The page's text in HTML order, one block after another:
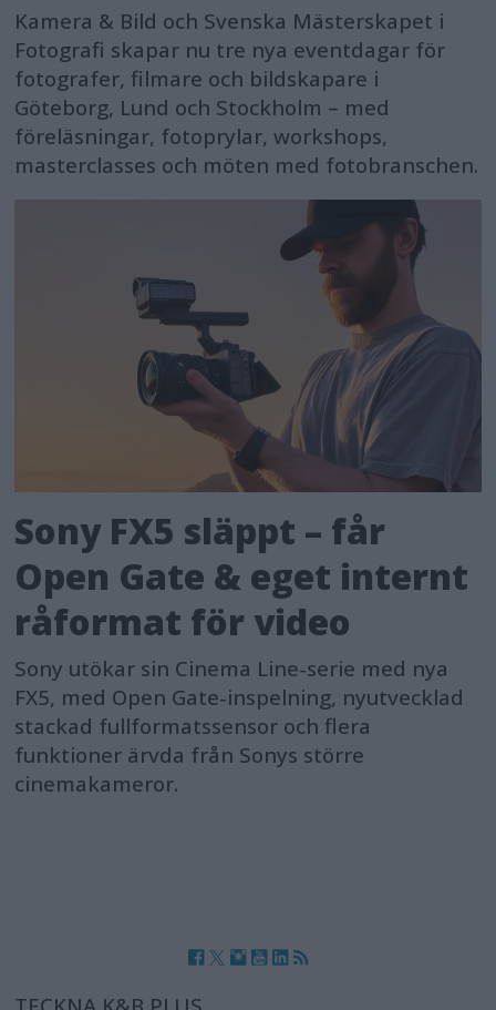
Kamera & Bild och Svenska Mästerskapet i
Fotografi skapar nu tre nya eventdagar för
fotografer, filmare och bildskapare i
Göteborg, Lund och Stockholm – med
föreläsningar, fotoprylar, workshops,
masterclasses och möten med fotobranschen.
Sony FX5 släppt – får
Open Gate & eget internt
råformat för video
Sony utökar sin Cinema Line-serie med nya
FX5, med Open Gate-inspelning, nyutvecklad
stackad fullformatssensor och flera
funktioner ärvda från Sonys större
cinemakameror.